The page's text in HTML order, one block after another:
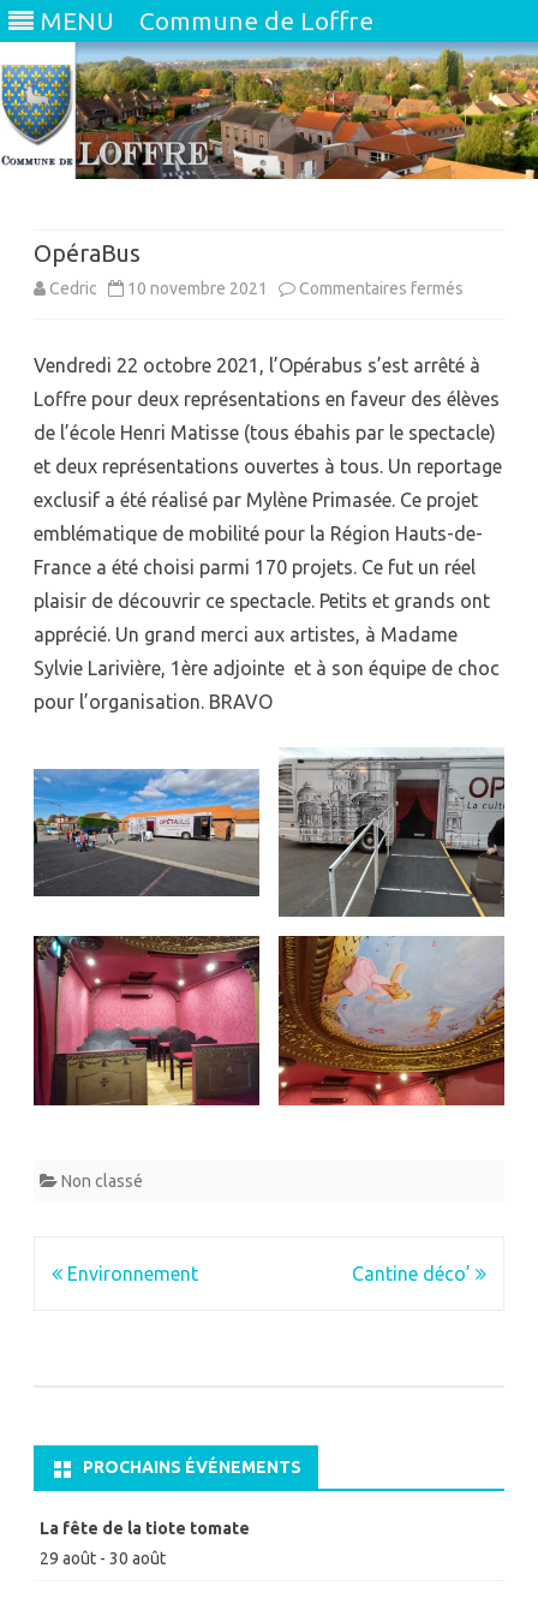
MENU Commune de Loffre
OpéraBus
Cedric 10 novembre 2021 Commentaires fermés
Vendredi 22 octobre 2021, l’Opérabus s’est arrêté à
Loffre pour deux représentations en faveur des élèves
de l’école Henri Matisse (tous ébahis par le spectacle)
et deux représentations ouvertes à tous. Un reportage
exclusif a été réalisé par Mylène Primasée. Ce projet
emblématique de mobilité pour la Région Hauts-de-
France a été choisi parmi 170 projets. Ce fut un réel
plaisir de découvrir ce spectacle. Petits et grands ont
apprécié. Un grand merci aux artistes, à Madame
Sylvie Larivière, 1ère adjointe et à son équipe de choc
pour l’organisation. BRAVO
Non classé
Navigation
Environnement Cantine déco’
PROCHAINS ÉVÉNEMENTS
La fête de la tiote tomate
29 août - 30 août